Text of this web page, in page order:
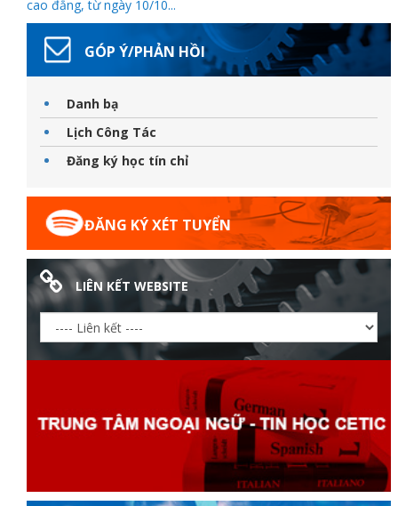
cao đẳng, từ ngày 10/10...
GÓP Ý/PHẢN HỒI
Danh bạ
Lịch Công Tác
Đăng ký học tín chỉ
ĐĂNG KÝ XÉT TUYỂN
LIÊN KẾT WEBSITE